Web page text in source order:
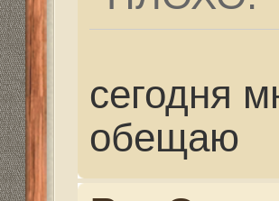
Структура сайта Все о 555hf.tv
555 online плеер
Реквизиты
555hf.tv. Охотничье - рыболовный
© 2009-2019. Копирование